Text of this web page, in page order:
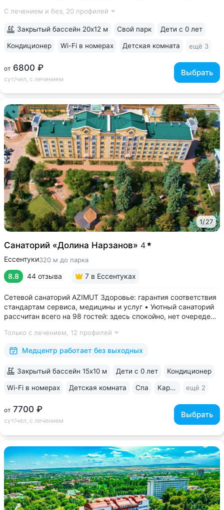
путевки включены дорогие процедуры: эндоскопические
С лечением и без, 20 профилей
от 6800 ₽
сут/чел, с лечением
Выбрать
Закрытый бассейн 20х12 м Свой парк Дети с 0 лет
Кондиционер Wi-Fi в номерах Детская комната ещё 3
1/27
Санаторий «Долина Нарзанов» 4
Ессентуки320 м до парка
8.8 44 отзыва 7 в Ессентуках
Сетевой санаторий AZIMUT Здоровье: гарантия соответствия
стандартам сервиса, медицины и услуг • Уютный санаторий
рассчитан всего на 98 гостей: здесь спокойно, нет очередей,
Медицинский центр работает без выходных с 8:00 до 18:00 •
Расположен...
Только с лечением, 12 профилей
Медцентр работает без выходных
от 7700 ₽
сут/чел, с лечением
Выбрать
Закрытый бассейн 15х10 м Дети с 0 лет Кондиционер
Wi-Fi в номерах Детская комната Спа Караоке ещё 2